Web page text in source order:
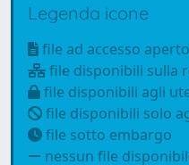
Legenda icone
file ad accesso aperto
file disponibili sulla
file disponibili agli
file disponibili solo
file sotto embargo
nessun file